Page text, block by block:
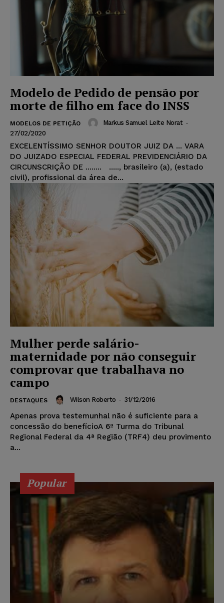
Modelo de Pedido de pensão por
morte de filho em face do INSS
MODELOS DE PETIÇÃO Markus Samuel Leite Norat -
27/02/2020
EXCELENTÍSSIMO SENHOR DOUTOR JUIZ DA ... VARA
DO JUIZADO ESPECIAL FEDERAL PREVIDENCIÁRIO DA
CIRCUNSCRIÇÃO DE ........ ....., brasileiro (a), (estado
civil), profissional da área de...
Mulher perde salário-
maternidade por não conseguir
comprovar que trabalhava no
campo
DESTAQUES Wilson Roberto - 31/12/2016
Apenas prova testemunhal não é suficiente para a
concessão do benefícioA 6ª Turma do Tribunal
Regional Federal da 4ª Região (TRF4) deu provimento
a...
Popular